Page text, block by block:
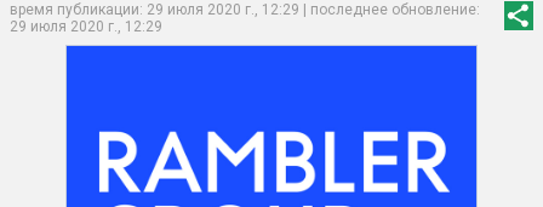
время публикации: 29 июля 2020 г., 12:29 | последнее обновление:
29 июля 2020 г., 12:29